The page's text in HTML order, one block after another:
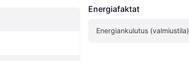
Energiafaktat
Energiankulutus (valmiustila)